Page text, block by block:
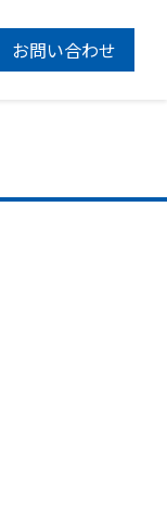
お問い合わせ